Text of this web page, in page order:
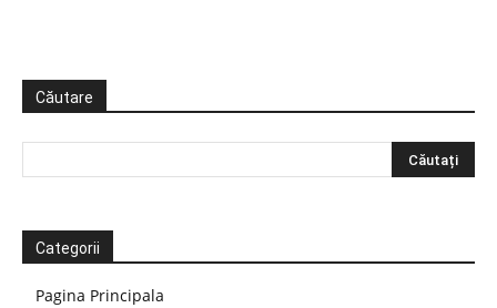
Căutare
Categorii
Pagina Principala